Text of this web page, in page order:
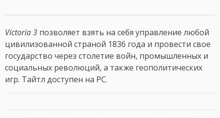
Victoria 3 позволяет взять на себя управление любой
цивилизованной страной 1836 года и провести свое
государство через столетие войн, промышленных и
социальных революций, а также геополитических
игр. Тайтл доступен на PC.